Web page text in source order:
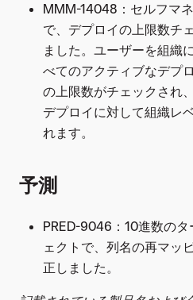
MMM-14048：セルフマ
で、デプロイの上限数チ
ました。ユーザーを組織
べてのアクティブなデプ
の上限数がチェックされ
デプロイに対して組織レ
れます。
予測
PRED-9046：10進数の
ェクトで、列名の再マッ
正しました。